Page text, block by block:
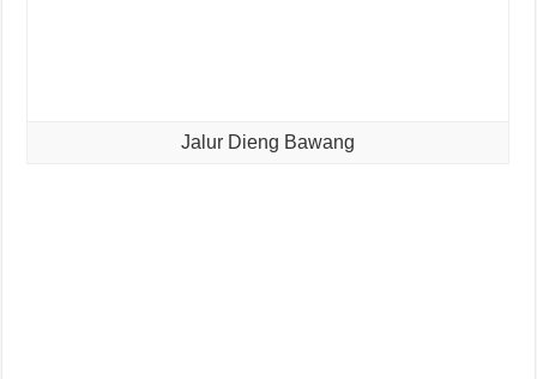
Jalur Dieng Bawang